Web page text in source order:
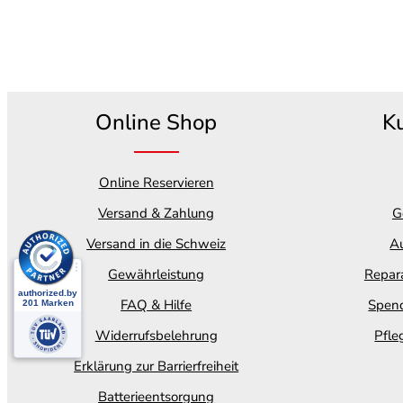
Online Shop
Online Reservieren
Versand & Zahlung
Versand in die Schweiz
Gewährleistung
FAQ & Hilfe
Widerrufsbelehrung
Erklärung zur Barrierfreiheit
Batterieentsorgung